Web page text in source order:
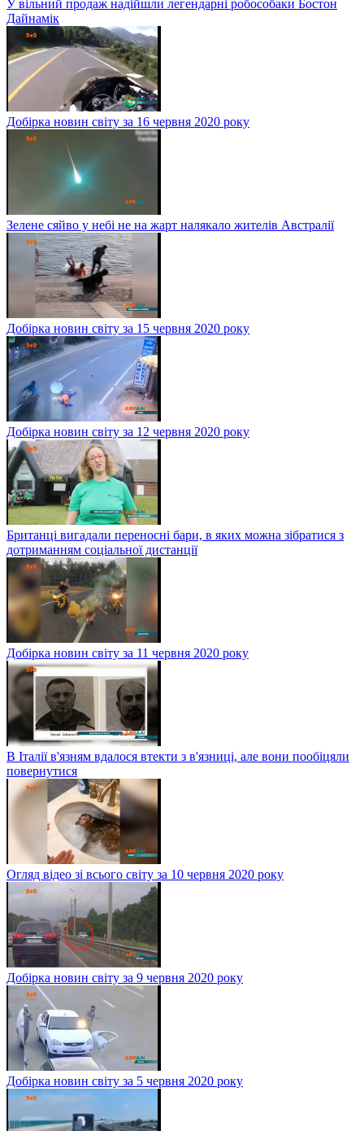
У вільний продаж надійшли легендарні робособаки Бостон
Дайнамік
Добірка новин світу за 16 червня 2020 року
Зелене сяйво у небі не на жарт налякало жителів Австралії
Добірка новин світу за 15 червня 2020 року
Добірка новин світу за 12 червня 2020 року
Британці вигадали переносні бари, в яких можна зібратися з
дотриманням соціальної дистанції
Добірка новин світу за 11 червня 2020 року
В Італії в'язням вдалося втекти з в'язниці, але вони пообіцяли
повернутися
Огляд відео зі всього світу за 10 червня 2020 року
Добірка новин світу за 9 червня 2020 року
Добірка новин світу за 5 червня 2020 року